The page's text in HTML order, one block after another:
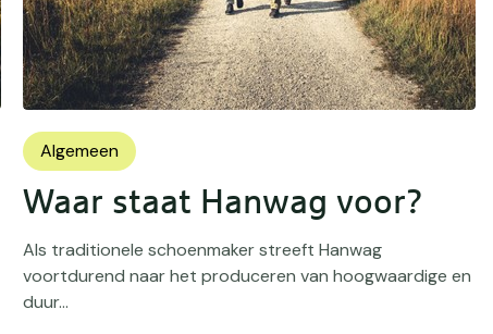
Algemeen
Waar staat Hanwag voor?
Als traditionele schoenmaker streeft Hanwag
voortdurend naar het produceren van hoogwaardige en
duur...